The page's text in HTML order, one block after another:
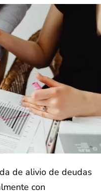
de alivio de deudas
con